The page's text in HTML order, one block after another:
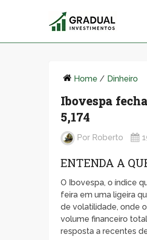
Home / Dinheiro
Ibovespa
5,174
Por Roberto
ENTENDA A
O Ibovespa, o índice
feira em uma ligeira
de volatilidade, onde
volume financeiro
resposta a recentes